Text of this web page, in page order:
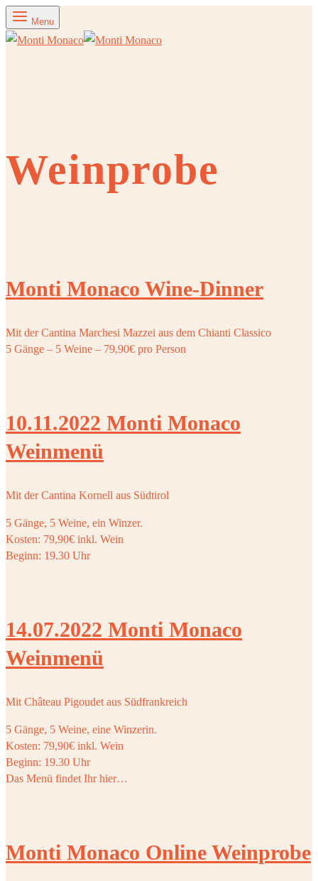
Menu
Weinprobe
Monti Monaco Wine-Dinner
Mit der Cantina Marchesi Mazzei aus dem Chianti Classico
5 Gänge – 5 Weine – 79,90€ pro Person
10.11.2022 Monti Monaco
Weinmenü
Mit der Cantina Kornell aus Südtirol
5 Gänge, 5 Weine, ein Winzer.
Kosten: 79,90€ inkl. Wein
Beginn: 19.30 Uhr
14.07.2022 Monti Monaco
Weinmenü
Mit Château Pigoudet aus Südfrankreich
5 Gänge, 5 Weine, eine Winzerin.
Kosten: 79,90€ inkl. Wein
Beginn: 19.30 Uhr
Das Menü findet Ihr hier…
Monti Monaco Online Weinprobe